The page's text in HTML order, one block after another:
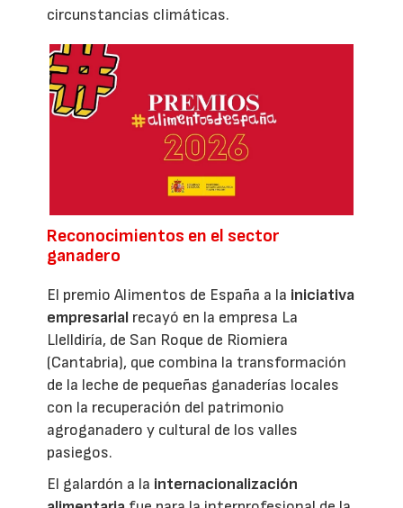
circunstancias climáticas.
Reconocimientos en el sector
ganadero
El premio Alimentos de España a la iniciativa
empresarial recayó en la empresa La
Llelldiría, de San Roque de Riomiera
(Cantabria), que combina la transformación
de la leche de pequeñas ganaderías locales
con la recuperación del patrimonio
agroganadero y cultural de los valles
pasiegos.
El galardón a la internacionalización